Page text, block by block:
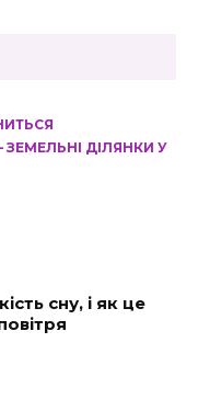
ДІЛЯНКИ У
сну, і як це